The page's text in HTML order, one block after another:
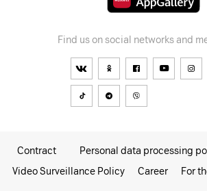
Find us on social networks and
Contract Personal data processing
Video Surveillance Policy
Career For